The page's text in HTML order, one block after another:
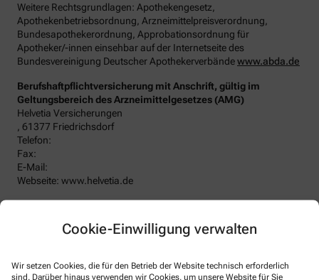
Cookie-Einwilligung verwalten
Wir setzen Cookies, die für den Betrieb der Website technisch erforderlich
sind. Darüber hinaus verwenden wir Cookies, um unsere Website für Sie
Weitere Rechtsgrundlagen: Apothekengesetz,
Apothekenbetriebsordnung, Arzneimittelpreisverordnung,
Bundesapothekerordnung, Approbationsordnung für
Apotheker/-innen einsehbar auf der Internetseite des
Bundesvereinigung Deutscher Apothekerverbändewww.abda.de
Berufshaftpflichtversicherung mit Anschrift, gültig im
Geltungsbereich des Arzneimittelgesetzes (AMG)
Helvetia Versicherungen
, 61377 Friedrichsdorf
Telefon:
Fax:
E-Mail:
Webseite: www.helvetia.de
Apotheke können Sie hier erreichen:
Telefon: +49-832166610